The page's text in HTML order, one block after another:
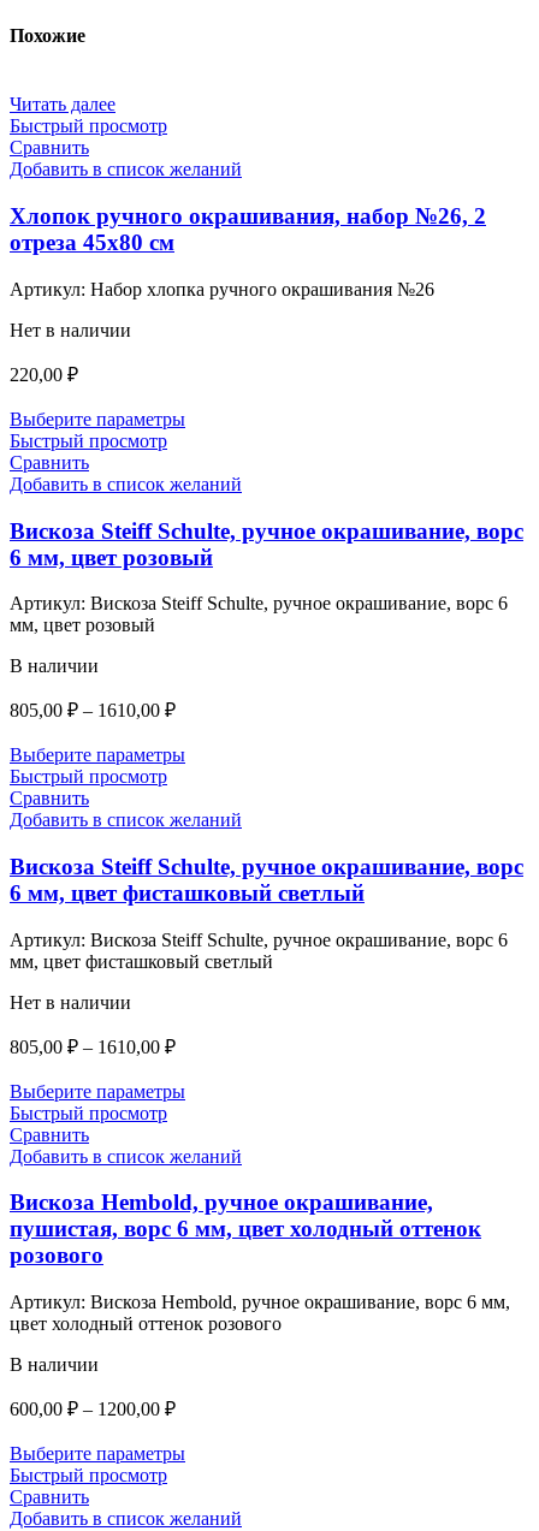
Похожие
Читать далее
Быстрый просмотр
Сравнить
Добавить в список желаний
Хлопок ручного окрашивания, набор №26, 2
отреза 45х80 см
Артикул: Набор хлопка ручного окрашивания №26
Нет в наличии
220,00 ₽
Выберите параметры
Быстрый просмотр
Сравнить
Добавить в список желаний
Вискоза Steiff Schulte, ручное окрашивание, ворс
6 мм, цвет розовый
Артикул: Вискоза Steiff Schulte, ручное окрашивание, ворс 6
мм, цвет розовый
В наличии
805,00 ₽ – 1610,00 ₽Диапазон
805,00 ₽
Выберите параметры
Быстрый просмотр
Сравнить
Добавить в список желаний
Вискоза Steiff Schulte, ручное окрашивание, ворс
6 мм, цвет фисташковый светлый
Артикул: Вискоза Steiff Schulte, ручное окрашивание, ворс 6
мм, цвет фисташковый светлый
Нет в наличии
805,00 ₽ – 1610,00 ₽Диапазон
805,00 ₽
Выберите параметры
Быстрый просмотр
Сравнить
Добавить в список желаний
Вискоза Hembold, ручное окрашивание,
пушистая, ворс 6 мм, цвет холодный оттенок
розового
Артикул: Вискоза Hembold, ручное окрашивание, ворс 6 мм,
цвет холодный оттенок розового
В наличии
600,00 ₽ – 1200,00 ₽Диапазон
600,00 ₽
Выберите параметры
Быстрый просмотр
Сравнить
Добавить в список желаний